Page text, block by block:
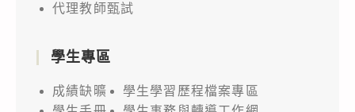
代理教師甄試
學生專區
成績缺曠
學生學習歷程檔案專區